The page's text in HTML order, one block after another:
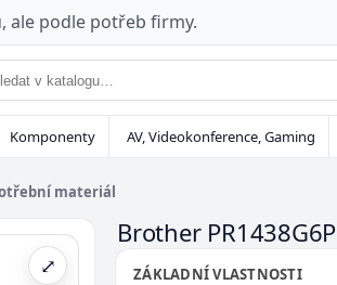
ale podle potřeb firmy.
Komponenty AV, Videokonference, Gaming
materiál
⤢
Brother
ZÁKLADNÍ VLASTNOSTI